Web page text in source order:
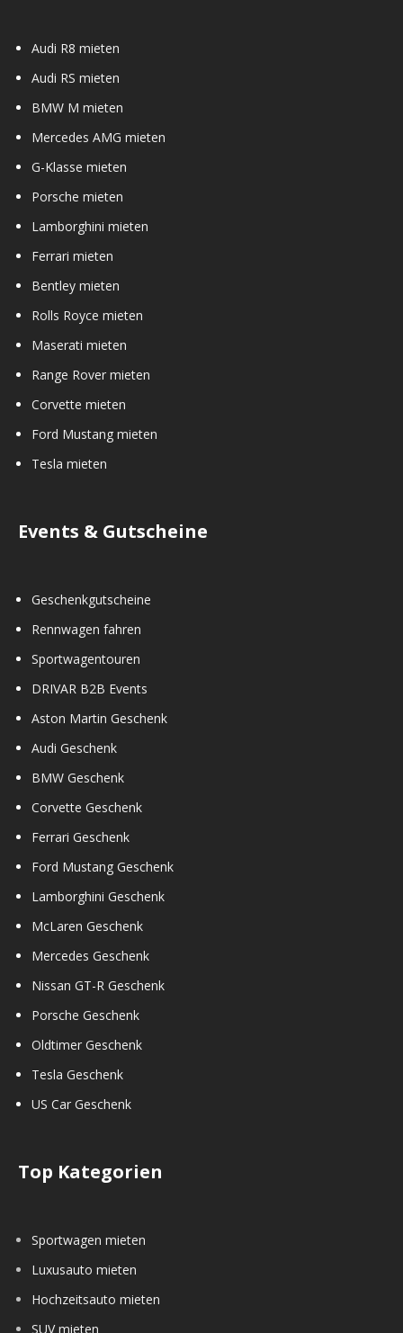
Audi R8 mieten
Audi RS mieten
BMW M mieten
Mercedes AMG mieten
G-Klasse mieten
Porsche mieten
Lamborghini mieten
Ferrari mieten
Bentley mieten
Rolls Royce mieten
Maserati mieten
Range Rover mieten
Corvette mieten
Ford Mustang mieten
Tesla mieten
Events & Gutscheine
Geschenkgutscheine
Rennwagen fahren
Sportwagentouren
DRIVAR B2B Events
Aston Martin Geschenk
Audi Geschenk
BMW Geschenk
Corvette Geschenk
Ferrari Geschenk
Ford Mustang Geschenk
Lamborghini Geschenk
McLaren Geschenk
Mercedes Geschenk
Nissan GT-R Geschenk
Porsche Geschenk
Oldtimer Geschenk
Tesla Geschenk
US Car Geschenk
Top Kategorien
Sportwagen mieten
Luxusauto mieten
Hochzeitsauto mieten
SUV mieten